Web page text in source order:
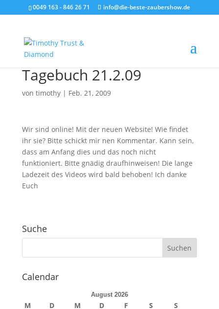
0049 163 - 846 26 71 info@die-beste-zaubershow.de
Tagebuch 21.2.09
von timothy| Feb. 21, 2009
Wir sind online! Mit der neuen Website! Wie findet
ihr sie? Bitte schickt mir nen Kommentar. Kann sein,
dass am Anfang dies und das noch nicht
funktioniert. Bitte gnädig draufhinweisen! Die lange
Ladezeit des Videos wird bald behoben! Ich danke
Euch
Suche
Calendar
August 2026
M D M D F S
S